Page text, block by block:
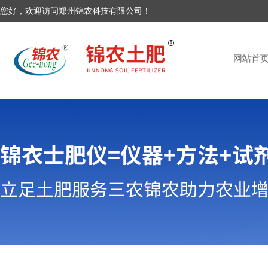
您好，欢迎访问郑州锦农科技有限公司！
网站首